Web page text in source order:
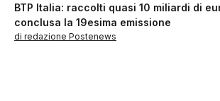
BTP Italia: raccolti quasi 10 miliardi di
conclusa la 19esima emissione
di redazione Postenews